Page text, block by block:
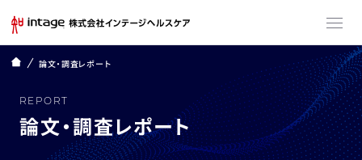
論文・調査レポート
REPORT
論文・調査レポート